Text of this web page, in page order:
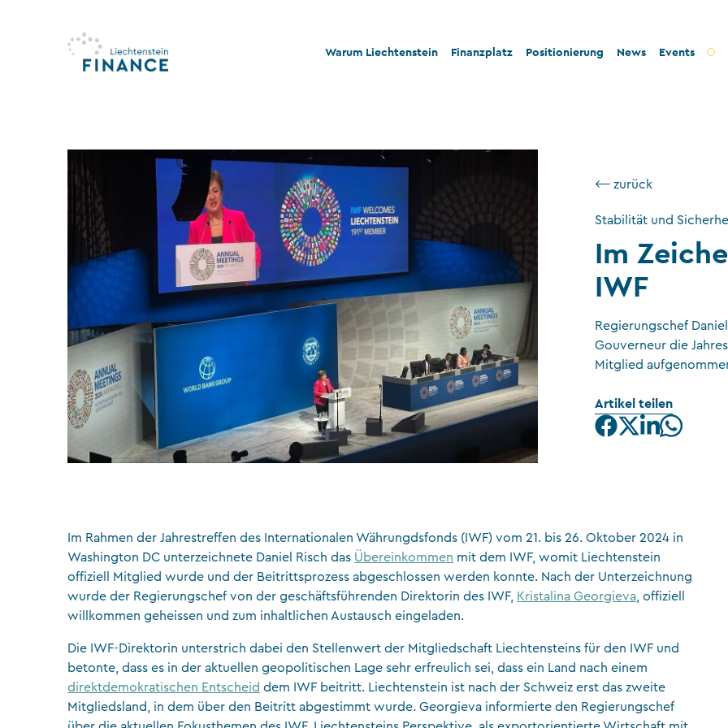
Warum Liechtenstein
Stabilität und Rechtssicherheit
Rechts- und Steuerkonformität
Nachhaltigkeit und Philanthropie
Stiftungswesen
Finanzplatz
Treuhandsektor
Versicherungen
Wirtschaftsprüfung
VT-Dienstleistungen
Versicherungsvermittler
CFA Society Liechtenstein
Rechtsanwälte
Positionierung
Stabilität und Sicherheit
News Events
⟵ zurück
Stabilität und
Im
IWF
Regierungschef
Gouverneur die
Mitglied
Artikel teilen
Im Rahmen der Jahrestreffen des Internationalen Währungdsfonds (IWF) vom 21. bis 26. Oktober 2024 in
Washington DC unterzeichnete Daniel Risch das Übereinkommen mit dem IWF, womit Liechtenstein
offiziell Mitglied wurde und der Beitrittsprozess abgeschlossen werden konnte. Nach der Unterzeichnung
wurde der Regierungschef von der geschäftsführenden Direktorin des IWF,
Kristalina Georgieva , offiziell
willkommen geheissen und zum inhaltlichen Austausch eingeladen.
Die IWF-Direktorin unterstrich dabei den Stellenwert der Mitgliedschaft Liechtensteins für den IWF und
betonte, dass es in der aktuellen geopolitischen Lage sehr erfreulich sei, dass ein Land nach einem
direktdemokratischen Entscheid dem IWF beitritt. Liechtenstein ist nach der Schweiz erst das zweite
Mitgliedsland, in dem über den Beitritt abgestimmt wurde. Georgieva informierte den Regierungschef